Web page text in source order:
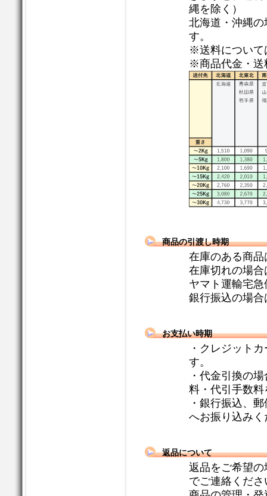
縄を除く）
北海道・沖縄の
す。
※送料について
※商品代金・送
商品の引渡し時期
在庫のある商
在庫切れの場
ヤマト運輸宅
銀行振込の場
お支払い時期
・クレジット
す。
・代金引換の
料・代引手数
・銀行振込、
へお振り込みく
返品について
返品をご希望
でご連絡くださ